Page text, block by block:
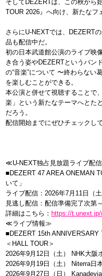
そしてDEZERTは、この秋から
TOUR 2026』へ向け、新たなフ
さらにU-NEXTでは、DEZERT
品も配信中だ。
初の日本武道館公演のライブ映
き合う姿やDEZERTというバン
の“音楽”について 〜終わらない
を楽しむことができる。
本公演と併せて視聴することで
楽」という新たなテーマへとた
だろう。
配信開始までにぜひチェックし
≪U-NEXT独占見放題ライブ配
■DEZERT 47 AREA ONEMAN
いて」
ライブ配信：2026年7月11日（
見逃し配信：配信準備完了次第
詳細はこちら： https://
≪ライブ情報≫
■DEZERT 15th ANNIVERSARY
＜HALL TOUR＞
2026年9月12日（土） NHK大阪
2026年9月19日（土） Niterra日
2026年9月27日（日）